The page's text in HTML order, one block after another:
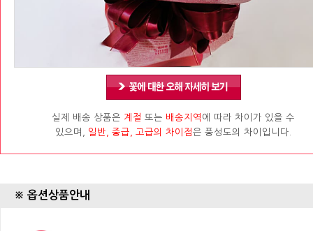
실제 배송 상품은 계절 또는 배송지역 에 따라 차이가 있을 수
있으며, 일반, 중급, 고급의 차이점은 풍성도의 차이입니다.
※ 옵션상품안내